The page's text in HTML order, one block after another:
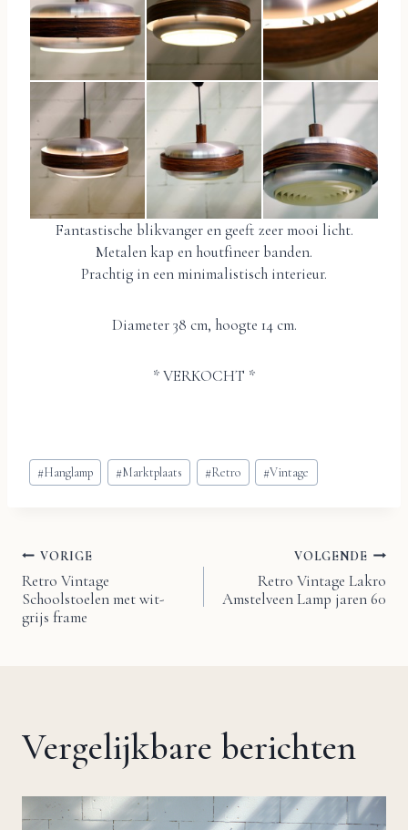
Fantastische blikvanger en geeft zeer mooi licht.
Metalen kap en houtfineer banden.
Prachtig in een minimalistisch interieur.
Diameter 38 cm, hoogte 14 cm.
* VERKOCHT *
Bericht
tags:
#Hanglamp #Marktplaats #Retro #Vintage
Bericht
navigatie
VORIGE
Retro Vintage
Schoolstoelen met wit-
grijs frame
VOLGENDE
Retro Vintage Lakro
Amstelveen Lamp jaren 60
Vergelijkbare berichten